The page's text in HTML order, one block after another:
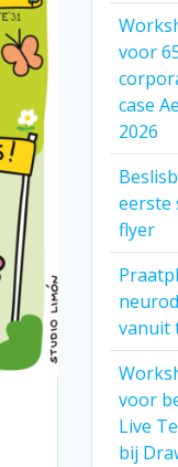
voor
case
2026
eerste
flyer
vanuit
voor
Live
bij